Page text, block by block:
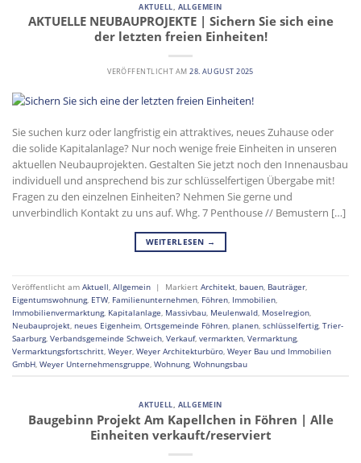
AKTUELL, ALLGEMEIN
AKTUELLE NEUBAUPROJEKTE | Sichern Sie sich eine
der letzten freien Einheiten!
VERÖFFENTLICHT AM28. AUGUST 2025
Sie suchen kurz oder langfristig ein attraktives, neues Zuhause oder
die solide Kapitalanlage? Nur noch wenige freie Einheiten in unseren
aktuellen Neubauprojekten. Gestalten Sie jetzt noch den Innenausbau
individuell und ansprechend bis zur schlüsselfertigen Übergabe mit!
Fragen zu den einzelnen Einheiten? Nehmen Sie gerne und
unverbindlich Kontakt zu uns auf. Whg. 7 Penthouse // Bemustern […]
WEITERLESEN →
Veröffentlicht am Aktuell, Allgemein | Markiert Architekt, bauen, Bauträger,
Eigentumswohnung, ETW, Familienunternehmen, Föhren, Immobilien,
Immobilienvermarktung, Kapitalanlage, Massivbau, Meulenwald, Moselregion,
Neubauprojekt, neues Eigenheim, Ortsgemeinde Föhren, planen, schlüsselfertig, Trier-
Saarburg, Verbandsgemeinde Schweich, Verkauf, vermarkten, Vermarktung,
Vermarktungsfortschritt, Weyer, Weyer Architekturbüro, Weyer Bau und Immobilien
GmbH, Weyer Unternehmensgruppe, Wohnung, Wohnungsbau
AKTUELL, ALLGEMEIN
Baugebinn Projekt Am Kapellchen in Föhren | Alle
Einheiten verkauft/reserviert